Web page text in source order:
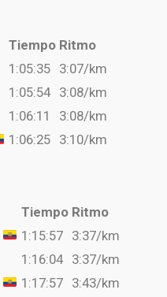
Tiempo Ritmo
1:05:35 3:07/km
1:05:54 3:08/km
1:06:11
3:08/km
1:06:25 3:10/km
Tiempo Ritmo
1:15:57 3:37/km
1:16:04 3:37/km
1:17:57 3:43/km